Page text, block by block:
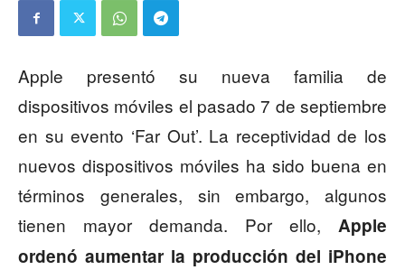
Apple presentó su nueva familia de
dispositivos móviles el pasado 7 de septiembre
en su evento ‘Far Out’. La receptividad de los
nuevos dispositivos móviles ha sido buena en
términos generales, sin embargo, algunos
tienen mayor demanda. Por ello, Apple
ordenó aumentar la producción del iPhone